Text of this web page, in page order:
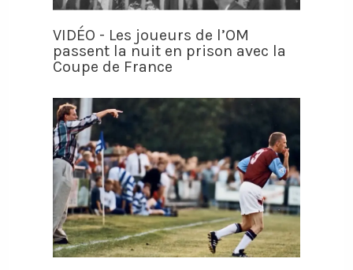
VIDÉO - Les joueurs de l’OM
passent la nuit en prison avec la
Coupe de France